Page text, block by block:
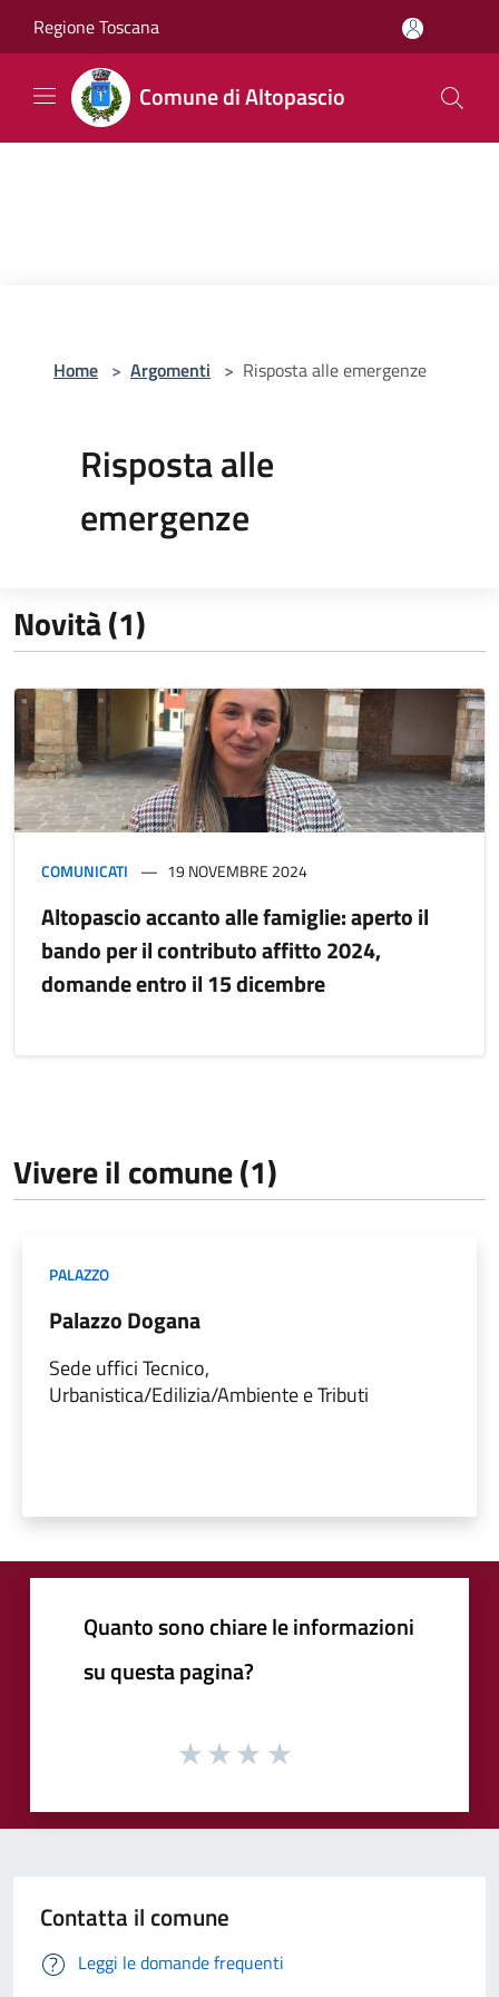
Regione Toscana
Comune di Altopascio
Home > Argomenti > Risposta alle emergenze
Risposta alle
emergenze
Novità (1)
COMUNICATI 19 NOVEMBRE 2024
Altopascio accanto alle famiglie: aperto il
bando per il contributo affitto 2024,
domande entro il 15 dicembre
Vivere il comune (1)
PALAZZO
Palazzo Dogana
Sede uffici Tecnico,
Urbanistica/Edilizia/Ambiente e Tributi
Quanto sono chiare le informazioni
su questa pagina?
Contatta il comune
Leggi le domande frequenti